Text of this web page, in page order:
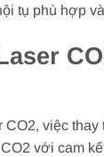
tụ phù hợp
việc
với cam